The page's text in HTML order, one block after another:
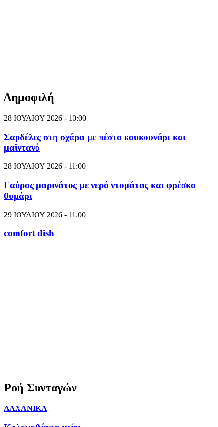
Δημοφιλή
28 ΙΟΥΛΙΟΥ 2026 - 10:00
Σαρδέλες στη σχάρα με πέστο κουκουνάρι και
μαϊντανό
28 ΙΟΥΛΙΟΥ 2026 - 11:00
Γαύρος μαρινάτος με νερό ντομάτας και φρέσκο
θυμάρι
29 ΙΟΥΛΙΟΥ 2026 - 11:00
comfort dish
Ροή Συνταγών
ΛΑΧΑΝΙΚΑ